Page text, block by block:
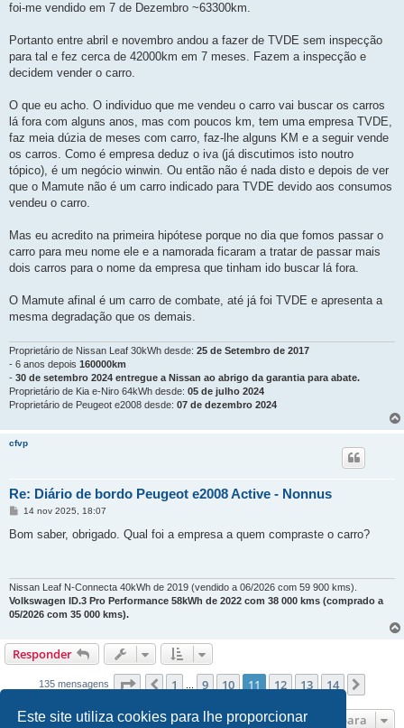
Este site utiliza cookies para lhe proporcionar
foi-me vendido em 7 de Dezembro ~63300km.
Portanto entre abril e novembro andou a fazer de TVDE sem inspecção
para tal e fez cerca de 42000km em 7 meses. Fazem a inspecção e
decidem vender o carro.
O que eu acho. O individuo que me vendeu o carro vai buscar os carros
lá fora com alguns anos, mas com poucos km, tem uma empresa TVDE,
faz meia dúzia de meses com carro, faz-lhe alguns KM e a seguir vende
os carros. Como é empresa deduz o iva (já discutimos isto noutro
tópico), é um negócio winwin. Ou então não é nada disto e depois de ver
que o Mamute não é um carro indicado para TVDE devido aos consumos
vendeu o carro.
Mas eu acredito na primeira hipótese porque no dia que fomos passar o
carro para meu nome ele e a namorada ficaram a tratar de passar mais
dois carros para o nome da empresa que tinham ido buscar lá fora.
O Mamute afinal é um carro de combate, até já foi TVDE e apresenta a
mesma degradação que os demais.
Proprietário de Nissan Leaf 30kWh desde: 25 de Setembro de 2017
- 6 anos depois 160000km
- 30 de setembro 2024 entregue a Nissan ao abrigo da garantia para abate.
Proprietário de Kia e-Niro 64kWh desde: 05 de julho 2024
Proprietário de Peugeot e2008 desde: 07 de dezembro 2024
cfvp
Re: Diário de bordo Peugeot e2008 Active - Nonnus
M
n
m
14 nov 2025, 18:07
Bom saber, obrigado. Qual foi a empresa a quem compraste o carro?
Nissan Leaf N-Connecta 40kWh de 2019 (vendido a 06/2026 com 59 900 kms).
Volkswagen ID.3 Pro Performance 58kWh de 2022 com 38 000 kms (comprado a
05/2026 com 35 000 kms).
Responder
135 mensagens Página 11de
Anterior
1 9 10 11 12 13 14
Ir para